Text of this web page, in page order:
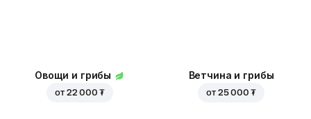
Овощи и грибы
от 22 000 ₮
Ветчина и грибы
от 25 000 ₮